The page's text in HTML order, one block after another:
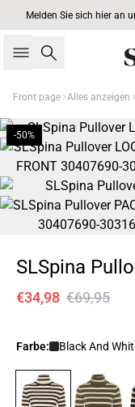
Melden Sie sich hier an
Suche
Front page Alles anzeigen
-50%
SLSpina
€34,98 €69,95
Farbe: Black And